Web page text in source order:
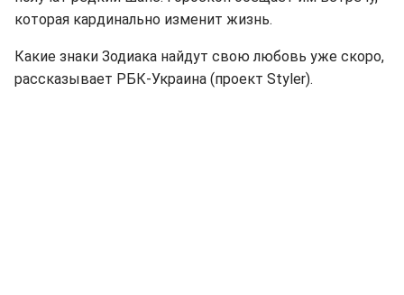
которая кардинально изменит жизнь.
Какие знаки Зодиака найдут свою любовь уже скоро,
рассказывает РБК-Украина (проект Styler).